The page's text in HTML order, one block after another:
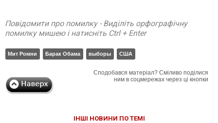
Повідомити про помилку - Виділіть орфографічну
помилку мишею і натисніть Ctrl + Enter
Мит Ромни Барак Обама выборы США
Сподобався матеріал? Сміливо поділися
ним в соцмережах через ці кнопки
ІНШІ НОВИНИ ПО ТЕМІ